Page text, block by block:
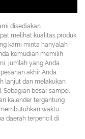
disediakan
melihat kualitas produk
kami minta hanyalah
kemudian memilih
jumlah yang Anda
akhir Anda.
lanjut dan melakukan
Sebagian besar sampel
kalender tergantung
waktu
daerah terpencil di